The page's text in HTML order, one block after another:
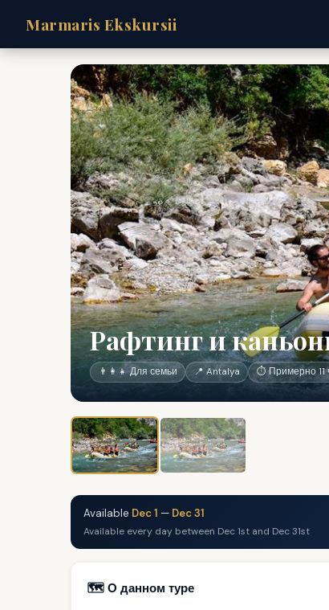
Marmaris Ekskursii
Рафтинг и
👨‍👩‍👧 Для семьи 📍 Antalya ⏱ Примерно 11
Available Dec 1 — Dec 31
Available every day between Dec 1st and Dec 31st
🗺️ О данном туре